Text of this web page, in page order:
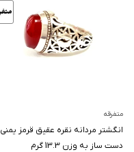
متفرقه
انگشتر مردانه نقره عقیق قرمز یمنی
دست ساز به وزن 13.3 گرم